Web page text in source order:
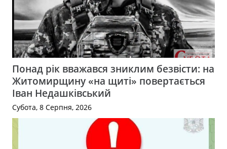
Понад рік вважався зниклим безвісти: на
Житомирщину «на щиті» повертається
Іван Недашківський
Субота, 8 Серпня, 2026